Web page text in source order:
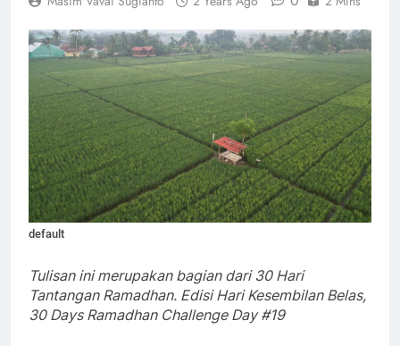
default
Tulisan ini merupakan bagian dari 30 Hari
Tantangan Ramadhan. Edisi Hari Kesembilan Belas,
30 Days Ramadhan Challenge Day #19